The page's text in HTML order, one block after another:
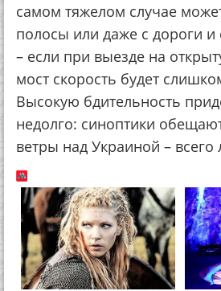
самом тяжелом случае
полосы или даже с дороги
– если при выезде на
мост скорость будет
Высокую бдительность
недолго: синоптики
ветры над Украиной –